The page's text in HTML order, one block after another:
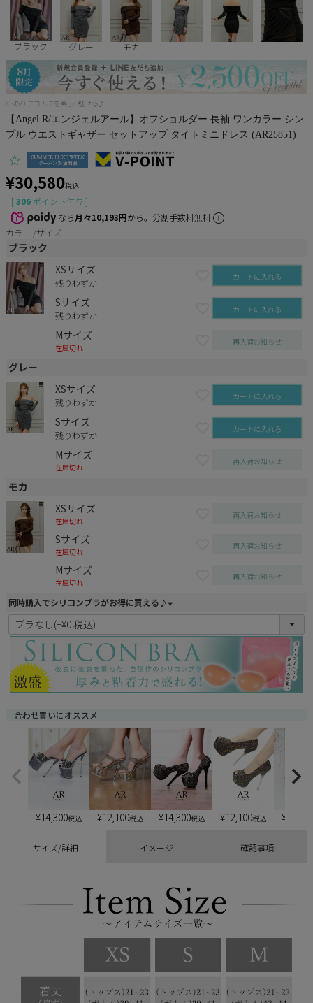
COMEX
Rechercher
Pleaser
ブラック グレー モカ
XSあり!デコルテを美しく魅せる♪
【Angel R/エンジェルアール】オフショルダー 長袖 ワンカラー シン
プル ウエストギャザー セットアップ タイトミニドレス (AR25851)
¥30,580税込
[306 ポイント付与 ]
なら月々10,193円から。分割手数料無料
カラー
サイズ
ブラック
XSサイズ
残りわずか カートに入れる
Sサイズ
残りわずか カートに入れる
Mサイズ
在庫切れ
再入荷お知らせ
グレー
XSサイズ
残りわずか カートに入れる
Sサイズ
残りわずか カートに入れる
Mサイズ
在庫切れ
再入荷お知らせ
モカ
XSサイズ
在庫切れ
再入荷お知らせ
Sサイズ
在庫切れ
再入荷お知らせ
Mサイズ
在庫切れ
再入荷お知らせ
同時購入でシリコンブラがお得に買える♪
(
須
)
合わせ買いにオススメ
¥14,300税込 ¥12,100税込 ¥14,300税込 ¥12,100税込 ¥
サイズ/詳細 イメージ 確認事項